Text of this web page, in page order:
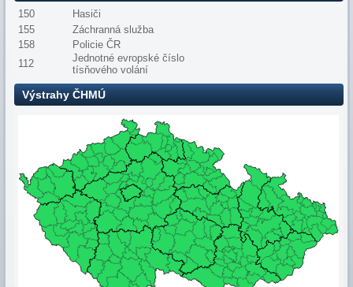
150
Hasiči
155
Záchranná služba
158
Policie ČR
112
Jednotné evropské číslo
tísňového volání
Výstrahy ČHMÚ